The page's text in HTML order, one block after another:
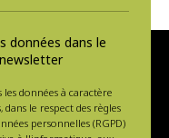
données dans le
données à caractère
le respect des règles
personnelles (RGPD)